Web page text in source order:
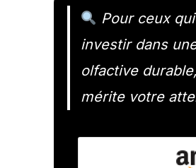
Pour ceux
investir dans
olfactive
mérite votre